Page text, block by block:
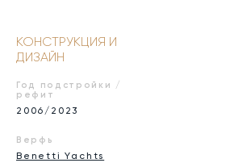
КОНСТРУКЦИЯ И
ДИЗАЙН
Год подстройки /
рефит
2006/2023
Верфь
Benetti Yachts